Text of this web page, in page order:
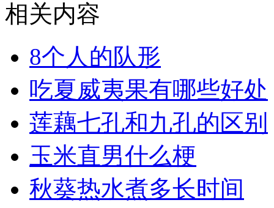
相关内容
8个人的队形
吃夏威夷果有哪些好处
莲藕七孔和九孔的区别
玉米直男什么梗
秋葵热水煮多长时间